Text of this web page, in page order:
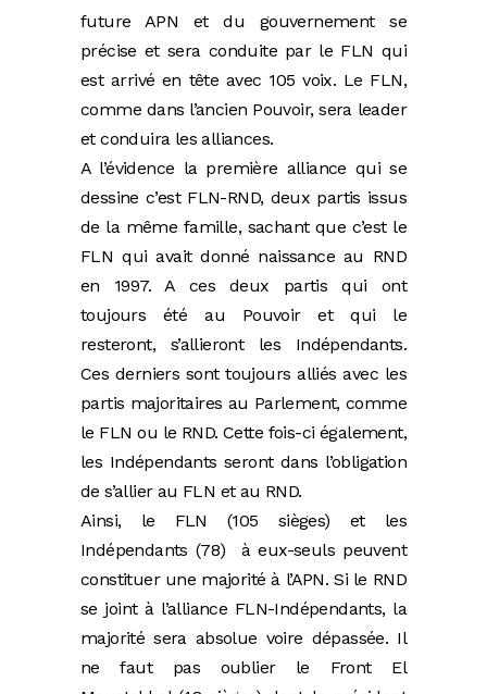
future APN et du gouvernement se
précise et sera conduite par le FLN qui
est arrivé en tête avec 105 voix. Le FLN,
comme dans l’ancien Pouvoir, sera leader
et conduira les alliances.
A l’évidence la première alliance qui se
dessine c’est FLN-RND, deux partis issus
de la même famille, sachant que c’est le
FLN qui avait donné naissance au RND
en 1997. A ces deux partis qui ont
toujours été au Pouvoir et qui le
resteront, s’allieront les Indépendants.
Ces derniers sont toujours alliés avec les
partis majoritaires au Parlement, comme
le FLN ou le RND. Cette fois-ci également,
les Indépendants seront dans l’obligation
de s’allier au FLN et au RND.
Ainsi, le FLN (105 sièges) et les
Indépendants (78) à eux-seuls peuvent
constituer une majorité à l’APN. Si le RND
se joint à l’alliance FLN-Indépendants, la
majorité sera absolue voire dépassée. Il
ne faut pas oublier le Front El